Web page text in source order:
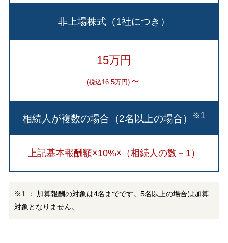
非上場株式（1社につき）
15万円
(税込16.5万円) ～
相続人が複数の場合（2名以上の場合） ※1
上記基本報酬額×10%×（相続人の数－1）
※1 ： 加算報酬の対象は4名までです。5名以上の場合は加算
対象となりません。